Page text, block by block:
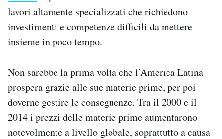
lavori altamente specializzati che richiedono
investimenti e competenze difficili da mettere
insieme in poco tempo.
Non sarebbe la prima volta che l’America Latina
prospera grazie alle sue materie prime, per poi
doverne gestire le conseguenze. Tra il 2000 e il
2014 i prezzi delle materie prime aumentarono
notevolmente a livello globale, soprattutto a causa